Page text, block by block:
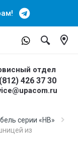
отдел
426 37 30
серии «НВ»
из